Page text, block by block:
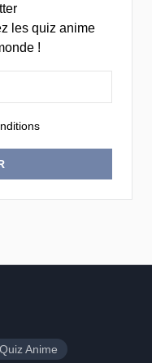
les quiz anime
!
Quiz Anime